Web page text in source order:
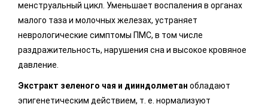
менструальный цикл. Уменьшает воспаления в органах
малого таза и молочных железах, устраняет
неврологические симптомы ПМС, в том числе
раздражительность, нарушения сна и высокое кровяное
давление.
Экстракт зеленого чая и дииндолметан обладают
эпигенетическим действием, т. е. нормализуют